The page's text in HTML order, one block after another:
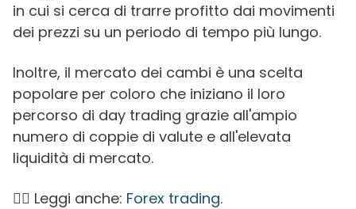
in cui si cerca di trarre profitto dai movimenti
dei prezzi su un periodo di tempo più lungo.
Inoltre, il mercato dei cambi è una scelta
popolare per coloro che iniziano il loro
percorso di day trading grazie all'ampio
numero di coppie di valute e all'elevata
liquidità di mercato.
👉🏼 Leggi anche: Forex trading.